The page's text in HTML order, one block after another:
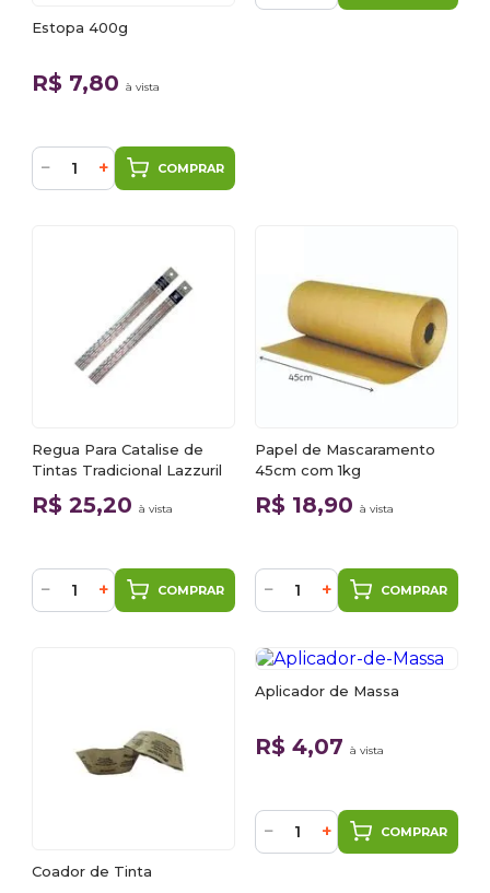
Estopa 400g
R$ 7,80 à vista
− + COMPRAR
Regua Para Catalise de
Tintas Tradicional Lazzuril
R$ 25,20 à vista
− + COMPRAR
Papel de Mascaramento
45cm com 1kg
R$ 18,90 à vista
− + COMPRAR
Coador de Tinta
Aplicador de Massa
R$ 4,07 à vista
− + COMPRAR